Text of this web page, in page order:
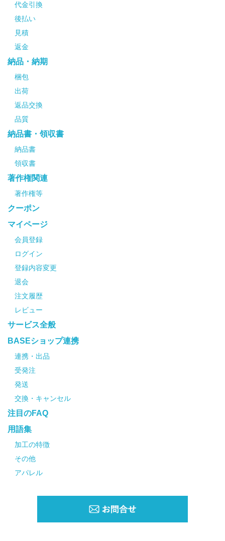
代金引換
後払い
見積
返金
納品・納期
梱包
出荷
返品交換
品質
納品書・領収書
納品書
領収書
著作権関連
著作権等
クーポン
マイページ
会員登録
ログイン
登録内容変更
退会
注文履歴
レビュー
サービス全般
BASEショップ連携
連携・出品
受発注
発送
交換・キャンセル
注目のFAQ
用語集
加工の特徴
その他
アパレル